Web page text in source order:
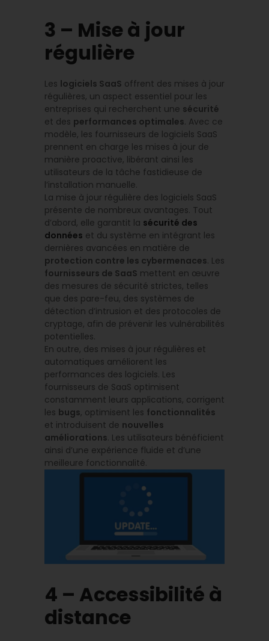
3 – Mise à jour
régulière
Les logiciels SaaS offrent des mises à jour
régulières, un aspect essentiel pour les
entreprises qui recherchent une sécurité
et des performances optimales. Avec ce
modèle, les fournisseurs de logiciels SaaS
prennent en charge les mises à jour de
manière proactive, libérant ainsi les
utilisateurs de la tâche fastidieuse de
l’installation manuelle.
La mise à jour régulière des logiciels SaaS
présente de nombreux avantages. Tout
d’abord, elle garantit la sécurité des
données et du système en intégrant les
dernières avancées en matière de
protection contre les cybermenaces. Les
fournisseurs de SaaS mettent en œuvre
des mesures de sécurité strictes, telles
que des pare-feu, des systèmes de
détection d’intrusion et des protocoles de
cryptage, afin de prévenir les vulnérabilités
potentielles.
En outre, des mises à jour régulières et
automatiques améliorent les
performances des logiciels. Les
fournisseurs de SaaS optimisent
constamment leurs applications, corrigent
les bugs, optimisent les fonctionnalités
et introduisent de nouvelles
améliorations. Les utilisateurs bénéficient
ainsi d’une expérience fluide et d’une
meilleure fonctionnalité.
4 – Accessibilité à
distance